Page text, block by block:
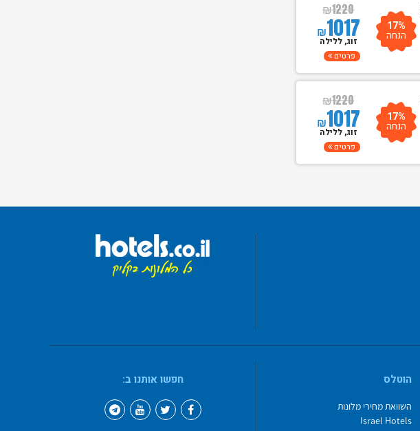
₪1220
₪1017 17%
הנחה זוג, ללילה
פרטים
₪1220
₪1017 17%
הנחה זוג, ללילה
פרטים
הוטלס
השוואת מחירי מלונות
Israel Hotels
חפשו אותנו ב: